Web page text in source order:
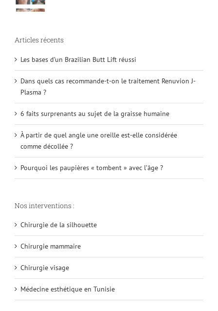
Articles récents
Les bases d’un Brazilian Butt Lift réussi
Dans quels cas recommande-t-on le traitement Renuvion J-
Plasma ?
6 faits surprenants au sujet de la graisse humaine
À partir de quel angle une oreille est-elle considérée
comme décollée ?
Pourquoi les paupières « tombent » avec l’âge ?
Nos interventions :
Chirurgie de la silhouette
Chirurgie mammaire
Chirurgie visage
Médecine esthétique en Tunisie